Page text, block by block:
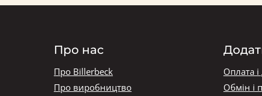
Про нас
Про Billerbeck
Про виробництво
Оплата і
Обмін і